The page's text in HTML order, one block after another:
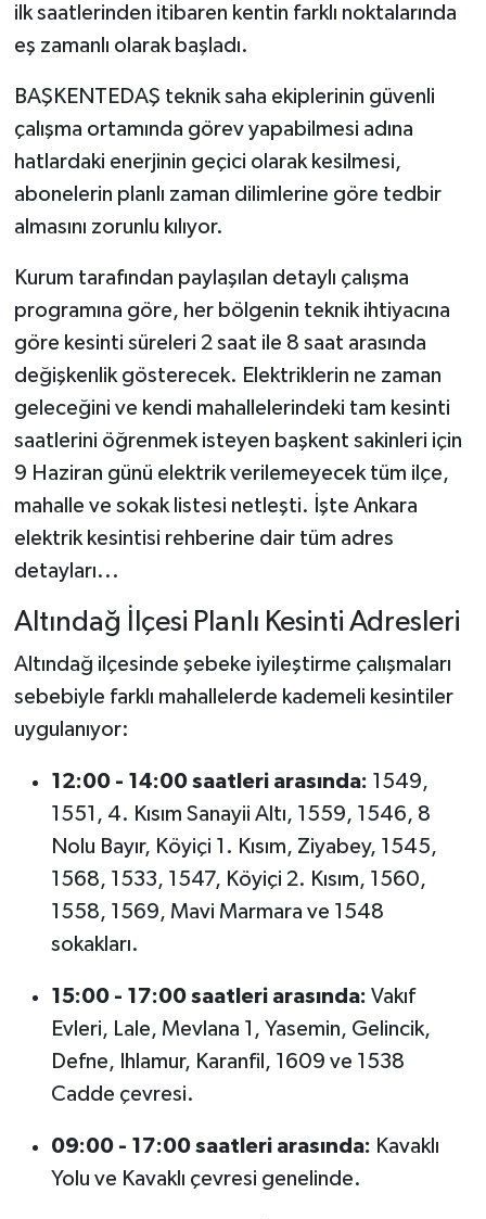
ilk saatlerinden itibaren kentin farklı noktalarında
eş zamanlı olarak başladı.
BAŞKENTEDAŞ teknik saha ekiplerinin güvenli
çalışma ortamında görev yapabilmesi adına
hatlardaki enerjinin geçici olarak kesilmesi,
abonelerin planlı zaman dilimlerine göre tedbir
almasını zorunlu kılıyor.
Kurum tarafından paylaşılan detaylı çalışma
programına göre, her bölgenin teknik ihtiyacına
göre kesinti süreleri 2 saat ile 8 saat arasında
değişkenlik gösterecek. Elektriklerin ne zaman
geleceğini ve kendi mahallelerindeki tam kesinti
saatlerini öğrenmek isteyen başkent sakinleri için
9 Haziran günü elektrik verilemeyecek tüm ilçe,
mahalle ve sokak listesi netleşti. İşte Ankara
elektrik kesintisi rehberine dair tüm adres
detayları...
Altındağ İlçesi Planlı Kesinti Adresleri
Altındağ ilçesinde şebeke iyileştirme çalışmaları
sebebiyle farklı mahallelerde kademeli kesintiler
uygulanıyor:
12:00 - 14:00 saatleri arasında: 1549,
1551, 4. Kısım Sanayii Altı, 1559, 1546, 8
Nolu Bayır, Köyiçi 1. Kısım, Ziyabey, 1545,
1568, 1533, 1547, Köyiçi 2. Kısım, 1560,
1558, 1569, Mavi Marmara ve 1548
sokakları.
15:00 - 17:00 saatleri arasında: Vakıf
Evleri, Lale, Mevlana 1, Yasemin, Gelincik,
Defne, Ihlamur, Karanfil, 1609 ve 1538
Cadde çevresi.
09:00 - 17:00 saatleri arasında: Kavaklı
Yolu ve Kavaklı çevresi genelinde.